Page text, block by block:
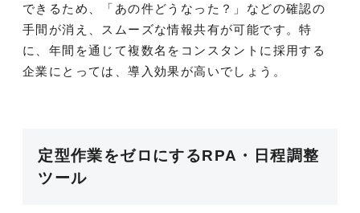
できるため、「あの件どうなった？」などの確認の
手間が消え、スムーズな情報共有が可能です。特
に、年間を通じて複数名をコンスタントに採用する
企業にとっては、導入効果が高いでしょう。
定型作業をゼロにするRPA・日程調整
ツール